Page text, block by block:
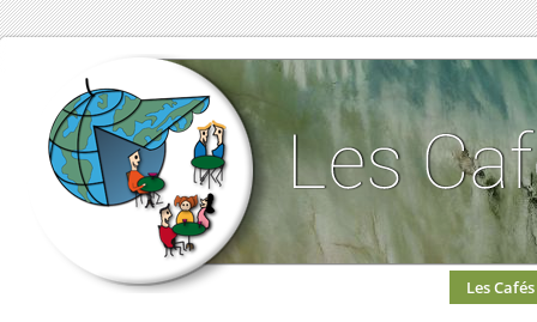
Les Cafés